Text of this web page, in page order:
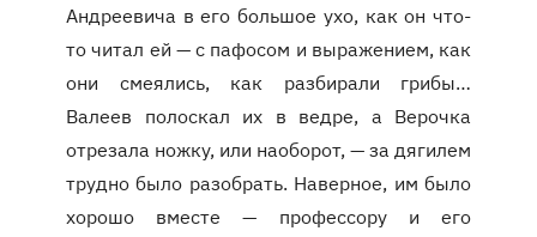
Андреевича в его большое ухо, как он что-
то читал ей — с пафосом и выражением, как
они смеялись, как разбирали грибы…
Валеев полоскал их в ведре, а Верочка
отрезала ножку, или наоборот, — за дягилем
трудно было разобрать. Наверное, им было
хорошо вместе — профессору и его